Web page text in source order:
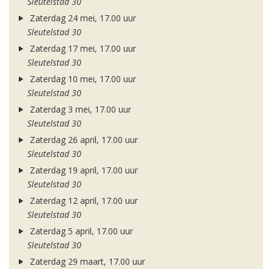
Zaterdag 24 mei, 17.00 uur
Sleutelstad 30
Zaterdag 17 mei, 17.00 uur
Sleutelstad 30
Zaterdag 10 mei, 17.00 uur
Sleutelstad 30
Zaterdag 3 mei, 17.00 uur
Sleutelstad 30
Zaterdag 26 april, 17.00 uur
Sleutelstad 30
Zaterdag 19 april, 17.00 uur
Sleutelstad 30
Zaterdag 12 april, 17.00 uur
Sleutelstad 30
Zaterdag 5 april, 17.00 uur
Sleutelstad 30
Zaterdag 29 maart, 17.00 uur